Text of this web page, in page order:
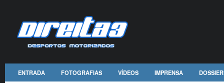
ENTRADA FOTOGRAFIAS VÍDEOS IMPRENSA